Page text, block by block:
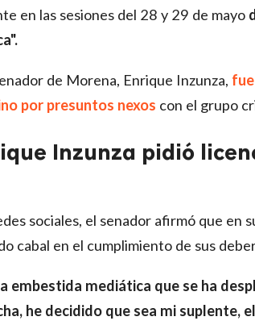
en las sesiones del 28 y 29 de mayo
de Morena, Enrique Inzunza,
por presuntos nexos con el grupo
Inzunza pidió
sociales, el senador afirmó que en
cabal en el cumplimiento de sus
embestida mediática que se ha
he decidido que sea mi suplente,